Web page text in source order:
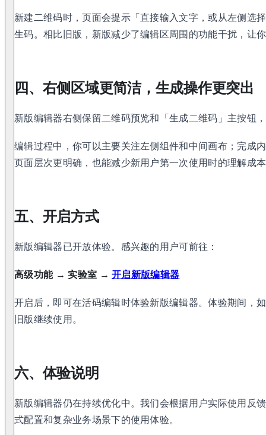
新建二维码时，页面会提示「直接输入文字，或从左侧选
生码。相比旧版，新版减少了编辑区周围的功能干扰，让
四、右侧区域更简洁，生成操作更突出
新版编辑器右侧保留二维码预览和「生成二维码」主按钮
编辑过程中，你可以主要关注左侧组件和中间画布；完成
页面层次更明确，也能减少新用户第一次使用时的理解成
五、开启方式
新版编辑器已开放体验。感兴趣的用户可前往：
高级功能 → 实验室 →开启新版编辑器
开启后，即可在活码编辑时体验新版编辑器。体验期间，
旧版继续使用。
六、体验说明
新版编辑器仍在持续优化中。我们会根据用户实际使用反
式配置和复杂业务场景下的使用体验。